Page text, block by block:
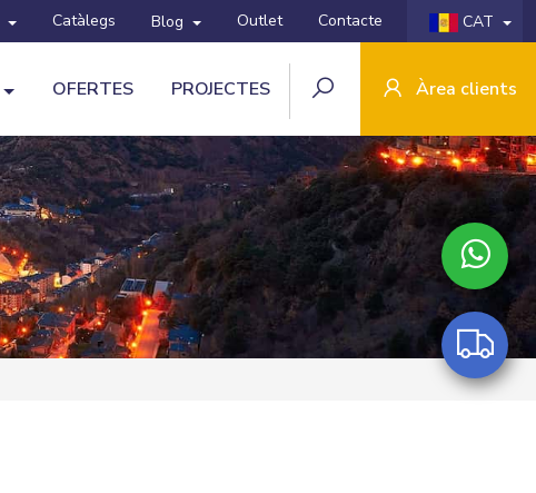
Catàlegs Blog Outlet Contacte CAT
OFERTES PROJECTES Àrea clients